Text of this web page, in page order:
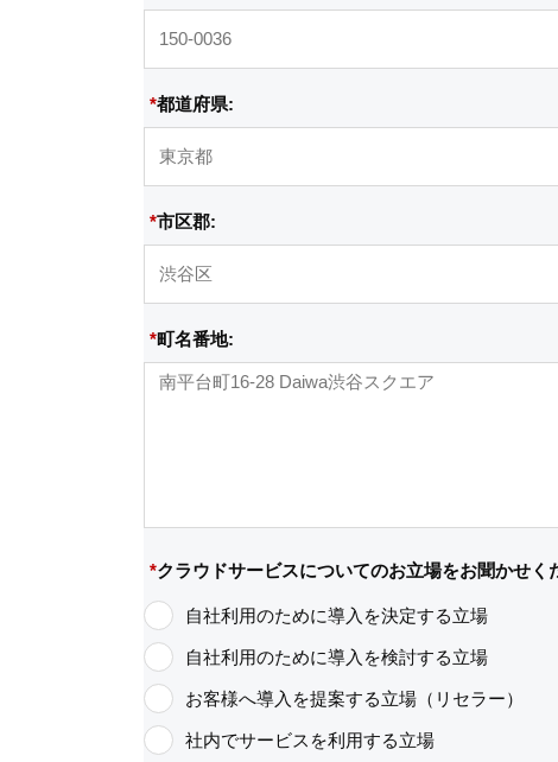
*都道府県:
*市区郡:
*町名番地:
*クラウドサービスについてのお立場をお聞かせく
自社利用のために導入を決定する立場
自社利用のために導入を検討する立場
お客様へ導入を提案する立場（リセラー）
社内でサービスを利用する立場